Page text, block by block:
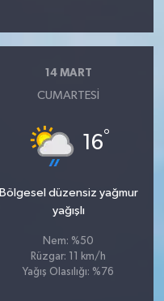
14 MART
CUMARTESI
16°
Bölgesel düzensiz yağmur
yağışlı
Nem: %50
Rüzgar: 11 km/h
Yağış Olasılığı: %76